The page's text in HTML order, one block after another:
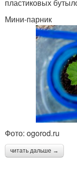
пластиковых
Мини-парник
Фото: ogorod.ru
читать дальше →